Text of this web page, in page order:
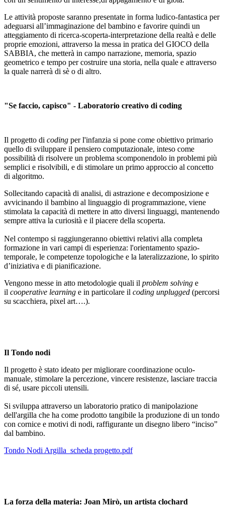
Le attività proposte saranno presentate in forma ludico-fantastica per
adeguarsi all’immaginazione del bambino e favorire quindi un
atteggiamento di ricerca-scoperta-interpretazione della realtà e delle
proprie emozioni, attraverso la messa in pratica del GIOCO della
SABBIA, che metterà in campo narrazione, memoria, spazio
geometrico e tempo per costruire una storia, nella quale e attraverso
la quale narrerà di sè o di altro.
"Se faccio, capisco" - Laboratorio creativo di coding
Il progetto di coding per l'infanzia si pone come obiettivo primario
quello di sviluppare il pensiero computazionale, inteso come
possibilità di risolvere un problema scomponendolo in problemi più
semplici e risolvibili, e di stimolare un primo approccio al concetto
di algoritmo.
Sollecitando capacità di analisi, di astrazione e decomposizione e
avvicinando il bambino al linguaggio di programmazione, viene
stimolata la capacità di mettere in atto diversi linguaggi, mantenendo
sempre attiva la curiosità e il piacere della scoperta.
Nel contempo si raggiungeranno obiettivi relativi alla completa
formazione in vari campi di esperienza: l'orientamento spazio-
temporale, le competenze topologiche e la lateralizzazione, lo spirito
d’iniziativa e di pianificazione.
Vengono messe in atto metodologie quali il problem solving e
il cooperative learning e in particolare il coding unplugged (percorsi
su scacchiera, pixel art….).
Il Tondo nodi
Il progetto è stato ideato per migliorare coordinazione oculo-
manuale, stimolare la percezione, vincere resistenze, lasciare traccia
di sé, usare piccoli utensili.
Si sviluppa attraverso un laboratorio pratico di manipolazione
dell'argilla che ha come prodotto tangibile la produzione di un tondo
con cornice e motivi di nodi, raffigurante un disegno libero “inciso”
dal bambino.
Tondo Nodi Argilla_scheda progetto.pdf
La forza della materia: Joan Mirò, un artista clochard